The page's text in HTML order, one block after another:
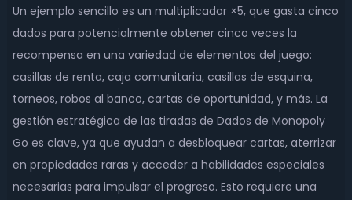
Un ejemplo sencillo es un multiplicador ×5, que gasta cinco
dados para potencialmente obtener cinco veces la
recompensa en una variedad de elementos del juego:
casillas de renta, caja comunitaria, casillas de esquina,
torneos, robos al banco, cartas de oportunidad, y más. La
gestión estratégica de las tiradas de Dados de Monopoly
Go es clave, ya que ayudan a desbloquear cartas, aterrizar
en propiedades raras y acceder a habilidades especiales
necesarias para impulsar el progreso. Esto requiere una